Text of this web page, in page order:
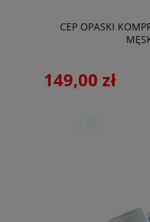
CEP OPASKI
149,00 zł